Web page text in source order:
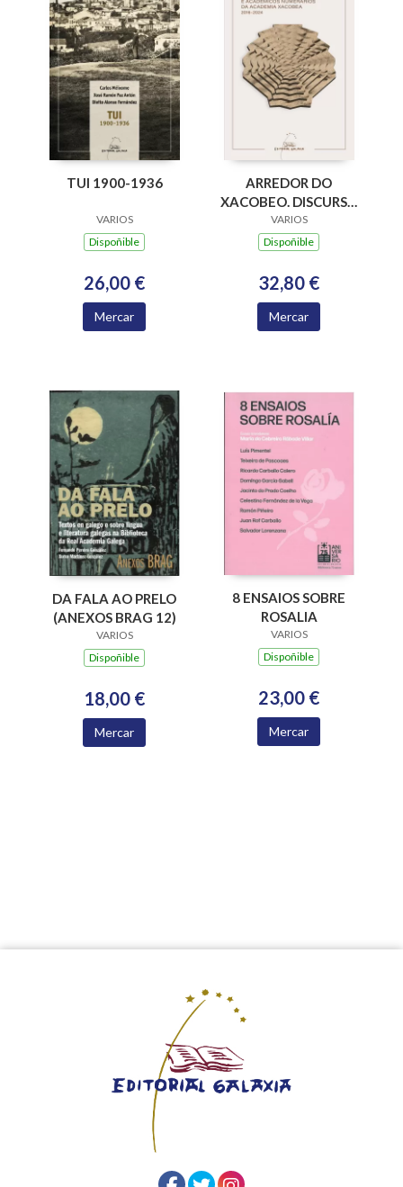
TUI 1900-1936
VARIOS
Dispoñible
26,00 €
Mercar
ARREDOR DO
XACOBEO. DISCURSO
DAS ACADEMICAS E
ACADEMICOS
ACADEMIA
XACOBEA 2016-2024
VARIOS
Dispoñible
32,80 €
Mercar
DA FALA AO PRELO
(ANEXOS BRAG 12)
VARIOS
Dispoñible
18,00 €
Mercar
8 ENSAIOS SOBRE
ROSALIA
VARIOS
Dispoñible
23,00 €
Mercar